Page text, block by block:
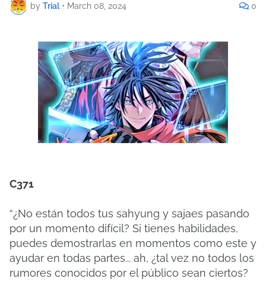
by Trial • March 08, 2024 0
C371
“¿No están todos tus sahyung y sajaes pasando
por un momento difícil? Si tienes habilidades,
puedes demostrarlas en momentos como este y
ayudar en todas partes... ah, ¿tal vez no todos los
rumores conocidos por el público sean ciertos?